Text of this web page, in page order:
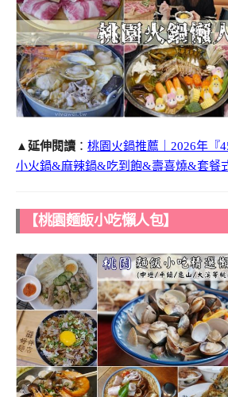
▲延伸閱讀 ： 桃園火鍋推薦｜2026年『
小火鍋&麻辣鍋&吃到飽&壽喜燒&套餐
【桃園麵飯小吃懶人包】